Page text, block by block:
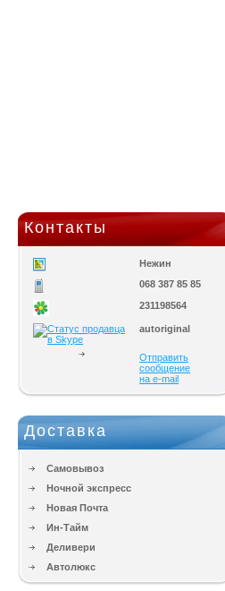
Контакты
Нежин
068 387 85 85
231198564
autoriginal
Отправить
сообщение
на e-mail
Доставка
Самовывоз
Ночной экспресс
Новая Почта
Ин-Тайм
Деливери
Автолюкс